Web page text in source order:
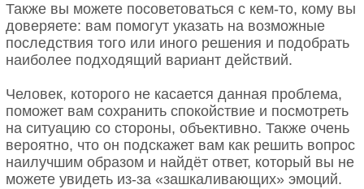
Также вы можете посоветоваться с кем-то, кому вы
доверяете: вам помогут указать на возможные
последствия того или иного решения и подобрать
наиболее подходящий вариант действий.
Человек, которого не касается данная проблема,
поможет вам сохранить спокойствие и посмотреть
на ситуацию со стороны, объективно. Также очень
вероятно, что он подскажет вам как решить вопрос
наилучшим образом и найдёт ответ, который вы не
можете увидеть из-за «зашкаливающих» эмоций.